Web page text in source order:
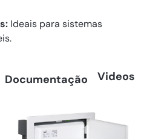
Ideais para sistemas
Documentação Videos